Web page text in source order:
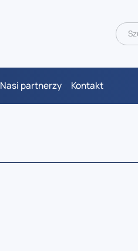
Nasi partnerzy Kontakt